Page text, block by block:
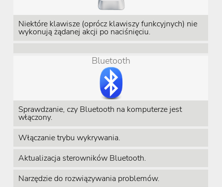
Niektóre klawisze (oprócz klawiszy funkcyjnych) nie
wykonują żądanej akcji po naciśnięciu.
Bluetooth
Sprawdzanie, czy Bluetooth na komputerze jest
włączony.
Włączanie trybu wykrywania.
Aktualizacja sterowników Bluetooth.
Narzędzie do rozwiązywania problemów.